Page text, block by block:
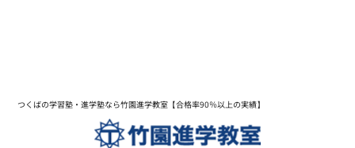
つくばの学習塾・進学塾なら竹園進学教室【合格率90％以上の実績】